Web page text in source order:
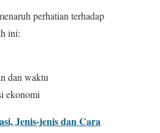
perhatian terhadap
ini:
dan waktu
ekonomi
Jenis-jenis dan Cara